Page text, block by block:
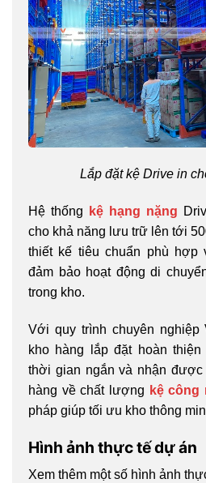
Lắp đặt kệ Drive in
Hệ thống kệ hạng nặng
cho khả năng lưu trữ lên tới
thiết kế tiêu chuẩn phù hợp
đảm bảo hoạt động di
trong kho.
Với quy trình chuyên nghiệp
kho hàng lắp đặt hoàn
thời gian ngắn và nhận
hàng về chất lượng kệ công
pháp giúp tối ưu kho thông
Hình ảnh thực tế dự án
Xem thêm một số hình ảnh